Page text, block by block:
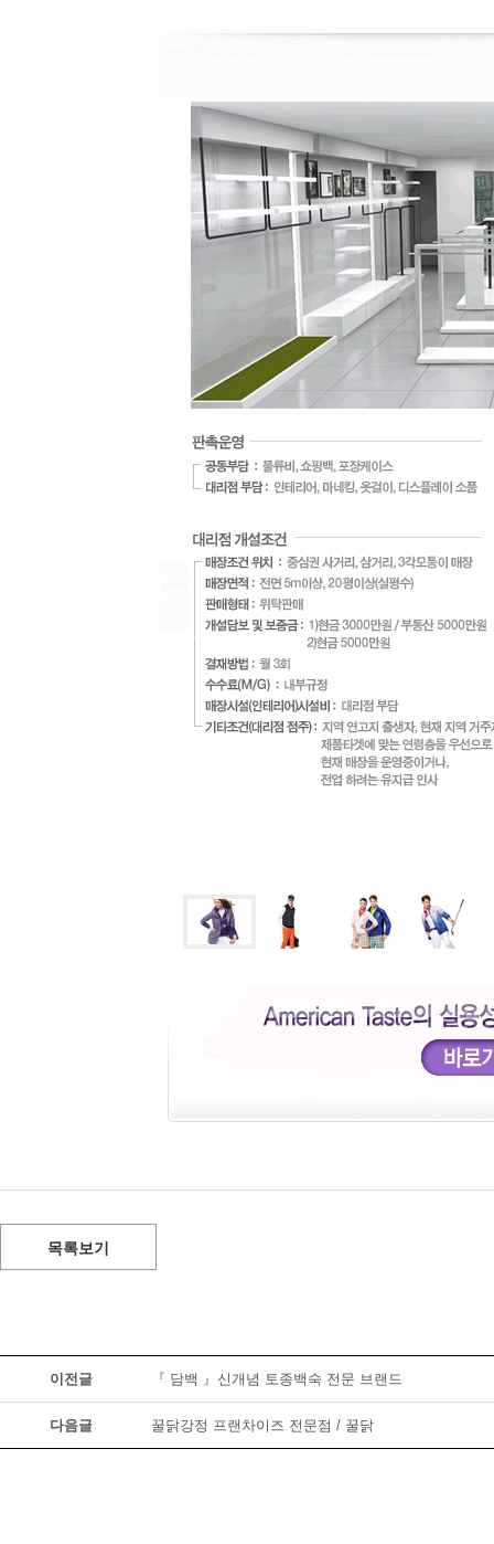
목록보기
이전글 『 담백 』신개념 토종백숙 전문 브랜드
다음글 꿀닭강정 프랜차이즈 전문점 / 꿀닭